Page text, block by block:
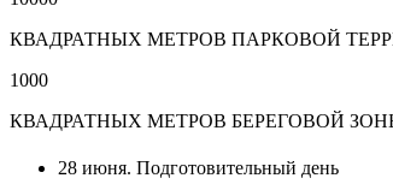
КВАДРАТНЫХ МЕТРОВ ПАРКОВОЙ
1000
КВАДРАТНЫХ МЕТРОВ БЕРЕГОВОЙ
28 июня. Подготовительный день